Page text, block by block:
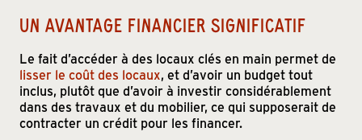
UN AVANTAGE FINANCIER SIGNIFICATIF
Le fait d’accéder à des locaux clés en main permet de
lisser le coût des locaux, et d’avoir un budget tout
inclus, plutôt que d’avoir à investir considérablement
dans des travaux et du mobilier, ce qui supposerait de
contracter un crédit pour les financer.